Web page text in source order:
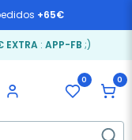
+65€
EXTRA: APP-FB ;)
0 0